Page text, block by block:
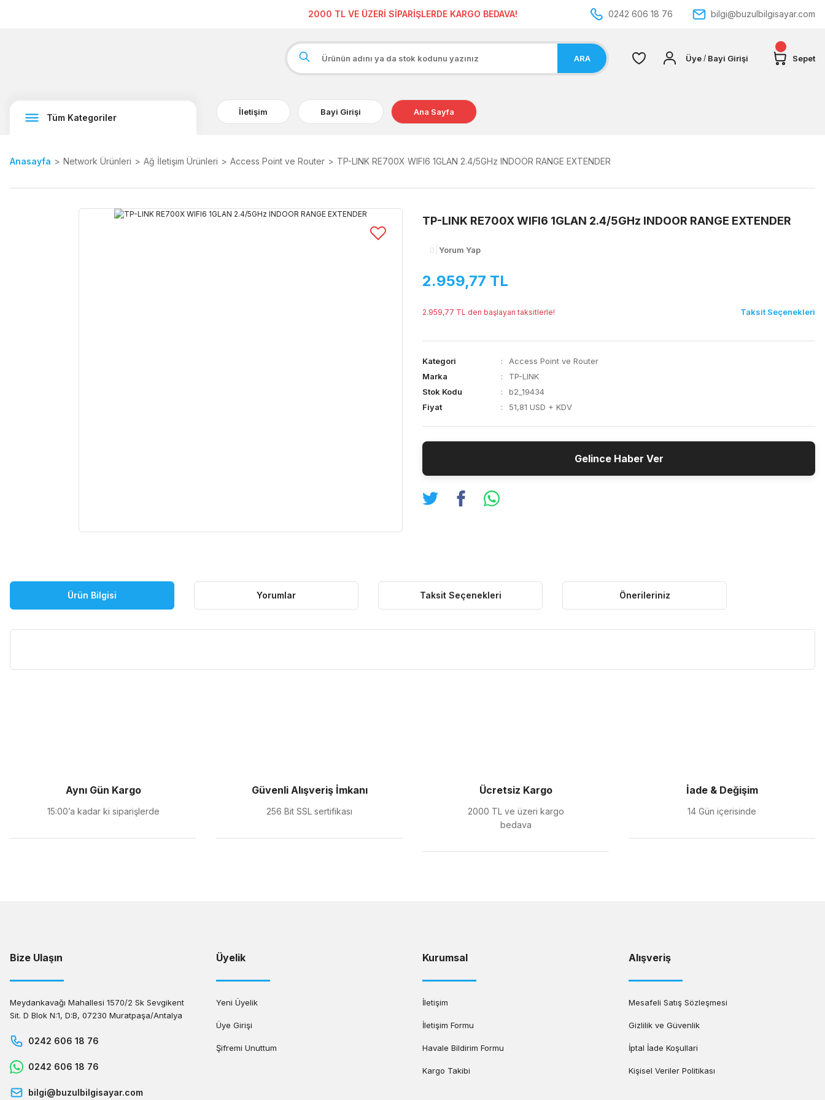
2000 TL VE ÜZERİ SİPARİŞLERDE KARGO BEDAVA! 0242 606 18 76 bilgi@buzulbilgisayar.com
ARA Üye / Bayi Girişi Sepet
Tüm Kategoriler
İletişim Bayi Girişi Ana Sayfa
Anasayfa Network Ürünleri Ağ İletişim Ürünleri Access Point ve Router TP-LINK RE700X WIFI6 1GLAN 2.4/5GHz INDOOR RANGE EXTENDER
TP-LINK RE700X WIFI6 1GLAN 2.4/5GHz INDOOR RANGE EXTENDER
0 Yorum Yap
2.959,77 TL
2.959,77 TL den başlayan taksitlerle! Taksit Seçenekleri
Kategori
Access Point ve Router
Marka
TP-LINK
Stok Kodu
b2_19434
Fiyat
51,81 USD + KDV
Gelince Haber Ver
Ürün Bilgisi Yorumlar Taksit Seçenekleri Önerileriniz
Ürün fiyatı diğer sitelerden daha pahalı.
Bu ürüne benzer farklı alternatifler olmalı.
Aynı Gün Kargo
15:00’a kadar ki siparişlerde
Güvenli Alışveriş İmkanı
256 Bit SSL sertifikası
Ücretsiz Kargo
2000 TL ve üzeri kargo
bedava
İade & Değişim
14 Gün içerisinde
Bize Ulaşın
Meydankavağı Mahallesi 1570/2 Sk Sevgikent
Sit. D Blok N:1, D:B, 07230 Muratpaşa/Antalya
0242 606 18 76
0242 606 18 76
bilgi@buzulbilgisayar.com
Üyelik
Yeni Üyelik
Üye Girişi
Şifremi Unuttum
Kurumsal
İletişim
İletişim Formu
Havale Bildirim Formu
Kargo Takibi
Alışveriş
Mesafeli Satış Sözleşmesi
Gizlilik ve Güvenlik
İptal İade Koşullari
Kişisel Veriler Politikası